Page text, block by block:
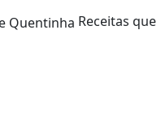
Receitas que